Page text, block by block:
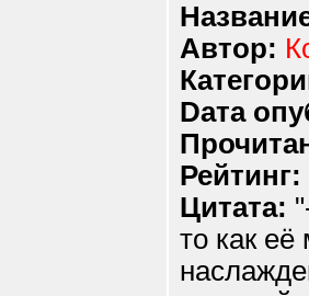
Автор:
Dата
Рейтинг:
Цитата:
то как